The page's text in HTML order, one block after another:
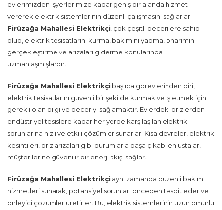
evlerimizden işyerlerimize kadar geniş bir alanda hizmet
vererek elektrik sistemlerinin düzenli çalışmasını sağlarlar.
Firüzağa Mahallesi Elektrikçi , çok çeşitli becerilere sahip
olup, elektrik tesisatlarını kurma, bakımını yapma, onarımını
gerçekleştirme ve arızaları giderme konularında
uzmanlaşmışlardır.
Firüzağa Mahallesi Elektrikçi başlıca görevlerinden biri,
elektrik tesisatlarını güvenli bir şekilde kurmak ve işletmek için
gerekli olan bilgi ve beceriyi sağlamaktır. Evlerdeki prizlerden
endüstriyel tesislere kadar her yerde karşılaşılan elektrik
sorunlarına hızlı ve etkili çözümler sunarlar. Kısa devreler, elektrik
kesintileri, priz arızaları gibi durumlarla başa çıkabilen ustalar,
müşterilerine güvenilir bir enerji akışı sağlar.
Firüzağa Mahallesi Elektrikçi aynı zamanda düzenli bakım
hizmetleri sunarak, potansiyel sorunları önceden tespit eder ve
önleyici çözümler üretirler. Bu, elektrik sistemlerinin uzun ömürlü